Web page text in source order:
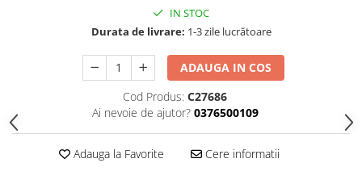
IN STOC
Durata de livrare: 1-3 zile lucrătoare
ADAUGA IN COS
Cod Produs: C27686
Ai nevoie de ajutor? 0376500109
Adauga la Favorite Cere informatii